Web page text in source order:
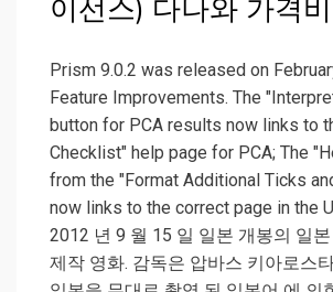
이선스) 다나와 가격
Prism 9.0.2 was released on
Feature Improvements. The
button for PCA results now links to
Checklist" help page for PCA; The
from the "Format Additional Ticks
now links to the correct page in the
2012 년 9 월 15 일 일본 개봉의 일본
제작 영화. 감독은 압바스 키아로스